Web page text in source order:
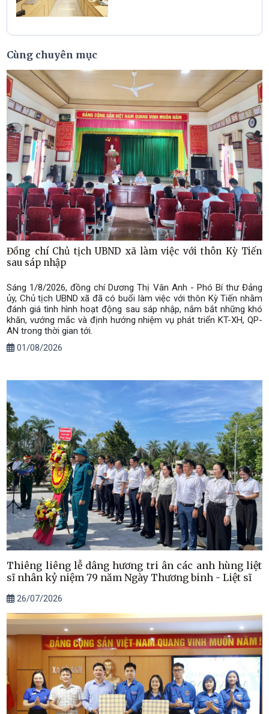
Cùng chuyên mục
Đồng chí Chủ tịch UBND xã làm việc với thôn Kỳ Tiến
sau sáp nhập
Sáng 1/8/2026, đồng chí Dương Thị Vân Anh - Phó Bí thư Đảng
ủy, Chủ tịch UBND xã đã có buổi làm việc với thôn Kỳ Tiến nhằm
đánh giá tình hình hoạt động sau sáp nhập, nắm bắt những khó
khăn, vướng mắc và định hướng nhiệm vụ phát triển KT-XH, QP-
AN trong thời gian tới.
01/08/2026
Thiêng liêng lễ dâng hương tri ân các anh hùng liệt
sĩ nhân kỷ niệm 79 năm Ngày Thương binh - Liệt sĩ
26/07/2026